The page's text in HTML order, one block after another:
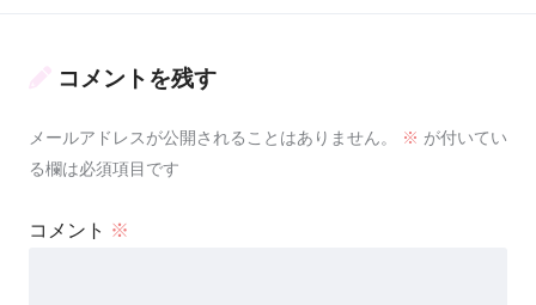
コメントを残す
メールアドレスが公開されることはありません。 ※ が付いてい
る欄は必須項目です
コメント ※